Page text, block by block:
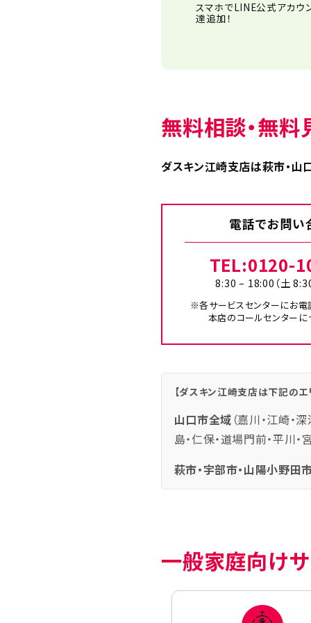
スマホでLINE公式アカウ
達追加！
無料相談・無料
ダスキン江崎支店は萩市・山
電話でお問い
TEL:0120-
8:30 – 18:00（土
※各サービスセンターにお電
本店のコールセンターに
【ダスキン江崎支店は下記の
山口市全域 （嘉川・江崎・
島・仁保・道場門前・平川・
萩市・宇部市・山陽小野田
一般家庭向け